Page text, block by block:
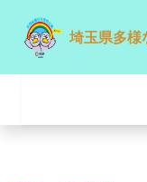
埼玉県多様